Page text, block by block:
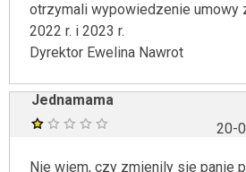
otrzymali wypowiedzenie umowy
2022 r. i 2023 r.
Dyrektor Ewelina Nawrot
Jednamama
20-
Nie wiem, czy zmienily sie panie